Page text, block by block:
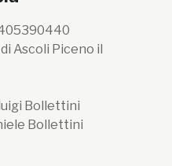
Ascoli Piceno il
Bollettini
Bollettini